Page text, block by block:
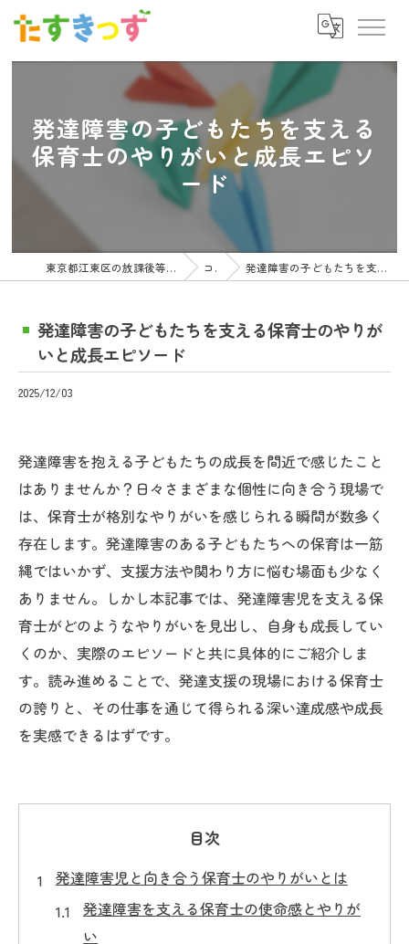
発達障害の子どもたちを支える
保育士のやりがいと成長エピソ
ード
東京都江東区の放課後等デイサービスの求人ならたすきっず コラム 発達障害の子どもたちを支える保育士のやりがいと成長エピソード
発達障害の子どもたちを支える保育士のやりが
いと成長エピソード
2025/12/03
発達障害を抱える子どもたちの成長を間近で感じたこと
はありませんか？日々さまざまな個性に向き合う現場で
は、保育士が格別なやりがいを感じられる瞬間が数多く
存在します。発達障害のある子どもたちへの保育は一筋
縄ではいかず、支援方法や関わり方に悩む場面も少なく
ありません。しかし本記事では、発達障害児を支える保
育士がどのようなやりがいを見出し、自身も成長してい
くのか、実際のエピソードと共に具体的にご紹介しま
す。読み進めることで、発達支援の現場における保育士
の誇りと、その仕事を通じて得られる深い達成感や成長
を実感できるはずです。
目次
発達障害児と向き合う保育士のやりがいとは
発達障害を支える保育士の使命感とやりが
い